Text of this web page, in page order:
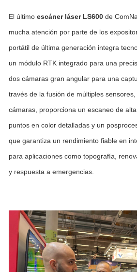
El último escáner láser LS600 de
mucha atención por parte de los
portátil de última generación integra
un módulo RTK integrado para una
dos cámaras gran angular para una
través de la fusión de múltiples
cámaras, proporciona un escaneo de
puntos en color detalladas y un
que garantiza un rendimiento fiable en
para aplicaciones como topografía,
y respuesta a emergencias.